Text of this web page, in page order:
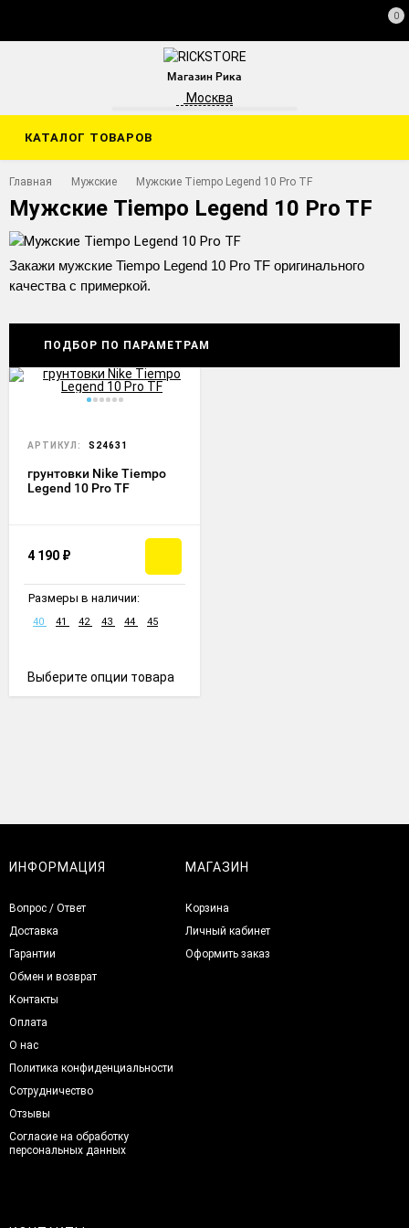
0
Магазин Рика
Москва
КАТАЛОГ ТОВАРОВ
Главная Мужские Мужские Tiempo Legend 10 Pro TF
Мужские Tiempo Legend 10 Pro TF
Закажи мужские Tiempo Legend 10 Pro TF оригинального
качества с примеркой.
ПОДБОР ПО ПАРАМЕТРАМ
АРТИКУЛ: S24631
грунтовки Nike Tiempo
Legend 10 Pro TF
4 190 ₽
Размеры в наличии:
40 41 42 43 44 45
Выберите опции товара
ИНФОРМАЦИЯ
Вопрос / Ответ
Доставка
Гарантии
Обмен и возврат
Контакты
Оплата
О нас
Политика конфиденциальности
Сотрудничество
Отзывы
Согласие на обработку
персональных данных
МАГАЗИН
Корзина
Личный кабинет
Оформить заказ